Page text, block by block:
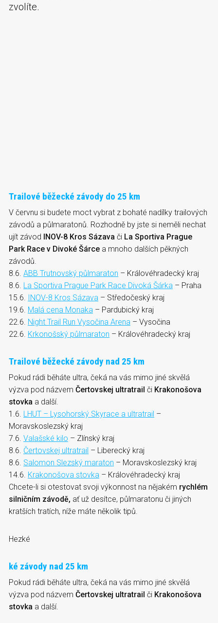
zvolíte.
Trailové běžecké závody do 25 km
V červnu si budete moct vybrat z bohaté nadílky trailových
závodů a půlmaratonů. Rozhodně by jste si neměli nechat
ujít závod INOV-8 Kros Sázava či La Sportiva Prague
Park Race v Divoké Šárce a mnoho dalších pěkných
závodů.
8.6. ABB Trutnovský půlmaraton – Královéhradecký kraj
8.6. La Sportiva Prague Park Race Divoká Šárka – Praha
15.6. INOV-8 Kros Sázava – Středočeský kraj
19.6. Malá cena Monaka – Pardubický kraj
22.6. Night Trail Run Vysočina Arena – Vysočina
22.6. Krkonošský půlmaraton – Královéhradecký kraj
Trailové běžecké závody nad 25 km
Pokud rádi běháte ultra, čeká na vás mimo jiné skvělá
výzva pod názvem Čertovskej ultratrail či Krakonošova
stovka a další.
1.6. LHUT – Lysohorský Skyrace a ultratrail –
Moravskoslezský kraj
7.6. Valašské kilo – Zlínský kraj
8.6. Čertovskej ultratrail – Liberecký kraj
8.6. Salomon Slezský maraton – Moravskoslezský kraj
14.6. Krakonošova stovka – Královéhradecký kraj
Chcete-li si otestovat svoji výkonnost na nějakém rychlém
silničním závodě, ať už desítce, půlmaratonu či jiných
kratších tratích, níže máte několik tipů.
Hezké
ké závody nad 25 km
Pokud rádi běháte ultra, čeká na vás mimo jiné skvělá
výzva pod názvem Čertovskej ultratrail či Krakonošova
stovka a další.